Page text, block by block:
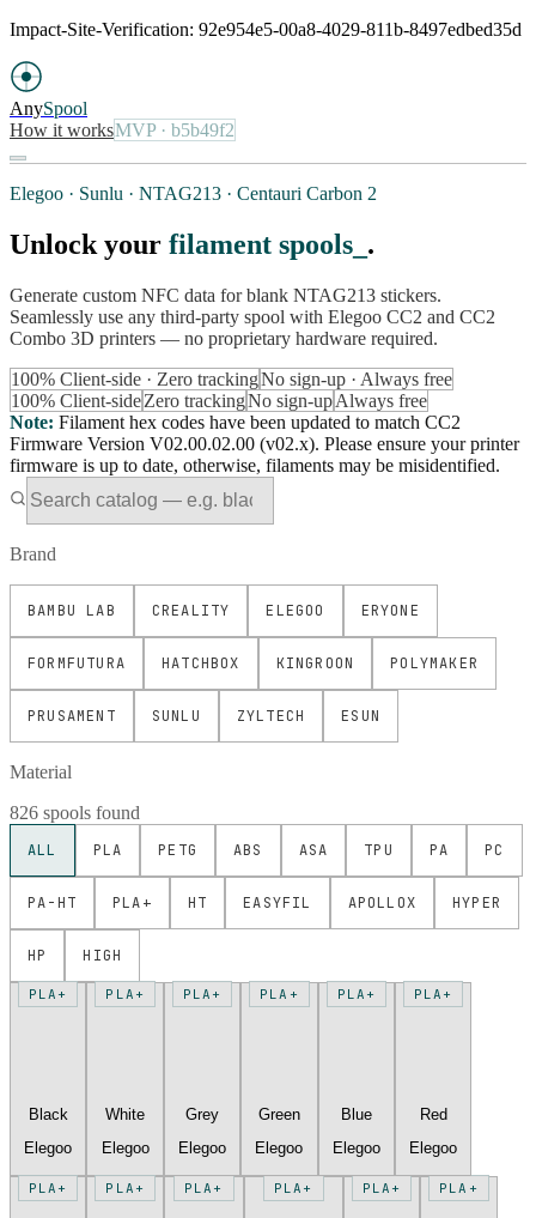
Impact-Site-Verification: 92e954e5-00a8-4029-811b-8497edbed35d
AnySpool
How it worksMVP· b5b49f2
Elegoo · Sunlu · NTAG213 · Centauri Carbon 2
Unlock your filament spools .
Generate custom NFC data for blank NTAG213 stickers.
Seamlessly use any third-party spool with Elegoo CC2 and CC2
Combo 3D printers — no proprietary hardware required.
100% Client-side · Zero trackingNo sign-up · Always free
100% Client-sideZero trackingNo sign-upAlways free
Note: Filament hex codes have been updated to match CC2
Firmware Version V02.00.02.00 (v02.x). Please ensure your printer
firmware is up to date, otherwise, filaments may be misidentified.
Brand
BAMBU LAB CREALITY ELEGOO ERYONE
FORMFUTURA HATCHBOX KINGROON POLYMAKER
PRUSAMENT SUNLU ZYLTECH ESUN
Material
826 spools found
ALL PLA PETG ABS ASA TPU PA PC
PA-HT PLA+ HT EASYFIL APOLLOX HYPER
HP HIGH
PLA+
Black
Elegoo
PLA+
White
Elegoo
PLA+
Grey
Elegoo
PLA+
Green
Elegoo
PLA+
Blue
Elegoo
PLA+
Red
Elegoo
PLA+ PLA+ PLA+ PLA+ PLA+ PLA+